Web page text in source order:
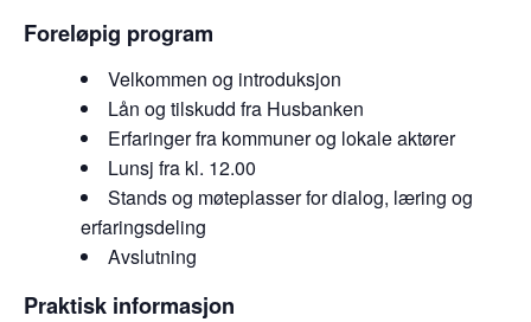
Foreløpig program
Velkommen og introduksjon
Lån og tilskudd fra Husbanken
Erfaringer fra kommuner og lokale aktører
Lunsj fra kl. 12.00
Stands og møteplasser for dialog, læring og
erfaringsdeling
Avslutning
Praktisk informasjon